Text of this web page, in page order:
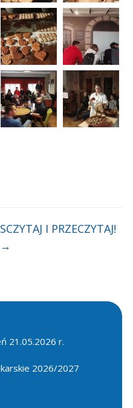
21.05.2026 r.
2026/2027
SCZYTAJ I PRZECZYTAJ!
→